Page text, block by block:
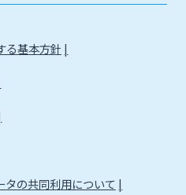
る基本方針
タの共同利用について